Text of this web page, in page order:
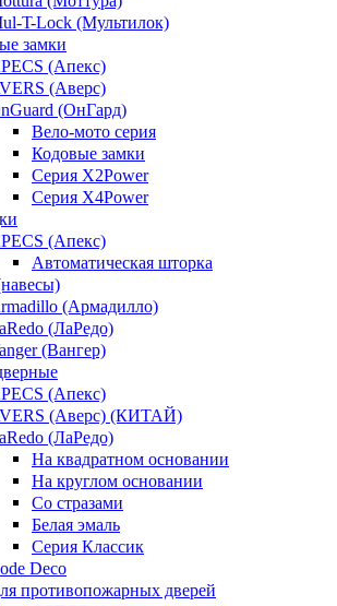
T-Lock (Мультилок)
замки
(Апекс)
(Аверс)
(ОнГард)
Вело-мото серия
Кодовые замки
Серия X2Power
Серия X4Power
(Апекс)
Автоматическая шторка
(Армадилло)
(ЛаРедо)
(Вангер)
(Апекс)
(Аверс) (КИТАЙ)
(ЛаРедо)
На квадратном основании
На круглом основании
Со стразами
Белая эмаль
Серия Классик
Deco
противопожарных дверей